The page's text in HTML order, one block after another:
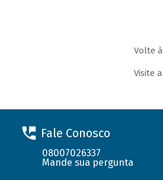
Volte à
Visite a
Fale Conosco
08007026337
Mande sua pergunta